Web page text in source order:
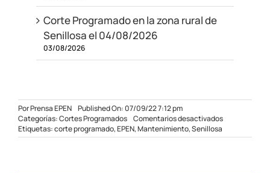
Corte Programado en la zona rural de
Senillosa el 04/08/2026
03/08/2026
PorPrensa EPEN Published On: 07/09/22 7:12 pm
Categorías:Cortes Programados Comentarios desactivadosen
Programado
Etiquetas:corte programado,EPEN,Mantenimiento,Senillosa